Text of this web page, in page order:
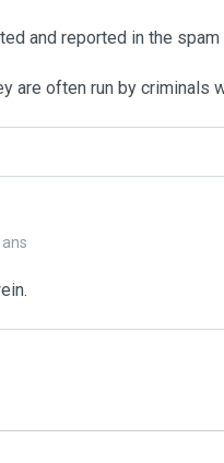
and reported in the
are often run by criminals